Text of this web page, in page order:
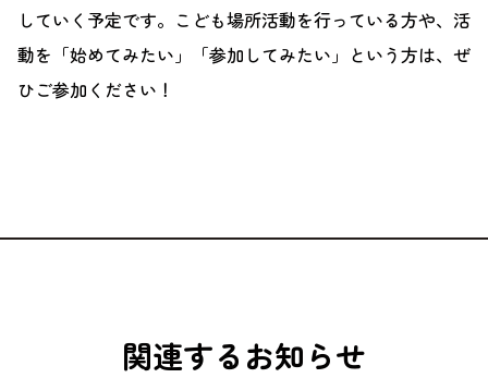
していく予定です。こども場所活動を行っている方や、活
動を「始めてみたい」「参加してみたい」という方は、ぜ
ひご参加ください！
関連するお知らせ